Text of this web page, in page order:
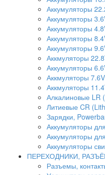
Аккумуляторы
Аккумуляторы
Аккумуляторы
Аккумуляторы
Аккумуляторы
Аккмуляторы
Аккумуляторы
Аккмуляторы
Аккмуляторы
Алкалиновые LR
Литиевые CR
Зарядки,
Аккумуляторы
Аккумуляторы
Аккумуляторы
ПЕРЕХОДНИКИ,
Разъемы,